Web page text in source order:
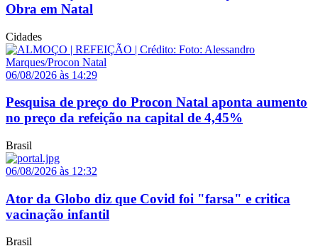
Obra em Natal
Cidades
06/08/2026 às 14:29
Pesquisa de preço do Procon Natal aponta aumento
no preço da refeição na capital de 4,45%
Brasil
06/08/2026 às 12:32
Ator da Globo diz que Covid foi "farsa" e critica
vacinação infantil
Brasil